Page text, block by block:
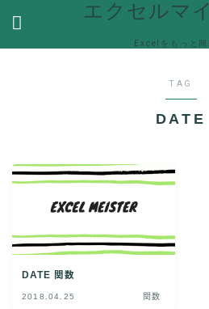
エクセルマ
Excelをもっと簡
便利な機能 Ecxelの便利な機能や
VBA VBA(Visual Basic for
エラーで困った時の対処方法
TAG
DATE
DATE 関数
2018.04.25 関数